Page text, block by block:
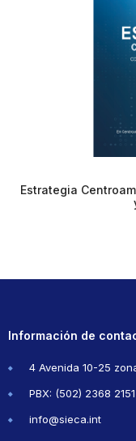
Estrategia
Información de
4 Avenida 10-25
PBX: (502) 2368 2151
info@sieca.int